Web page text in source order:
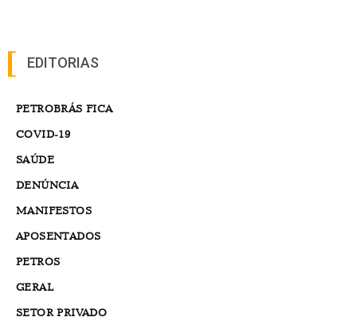
EDITORIAS
PETROBRÁS FICA
COVID-19
SAÚDE
DENÚNCIA
MANIFESTOS
APOSENTADOS
PETROS
GERAL
SETOR PRIVADO